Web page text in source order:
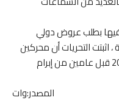
بطلب عروض دولي
، اثبتت التحريات أن محركين
اثنين منها تم جلبهما الى تونس سنة 2017 قبل عامين من إبرام
المصدر:وات